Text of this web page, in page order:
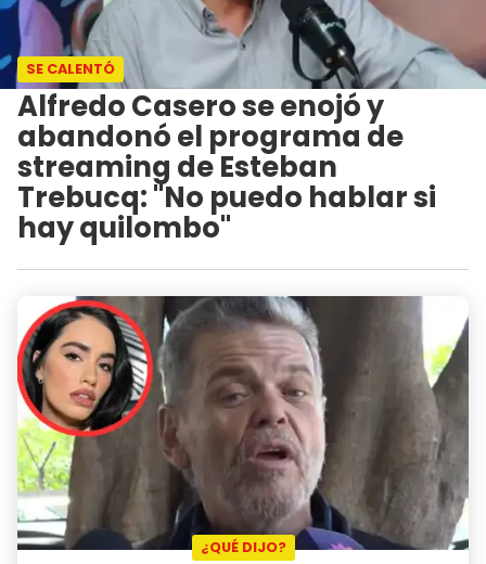
SE CALENTÓ
Alfredo Casero se enojó y
abandonó el programa de
streaming de Esteban
Trebucq: "No puedo hablar si
hay quilombo"
¿QUÉ DIJO?